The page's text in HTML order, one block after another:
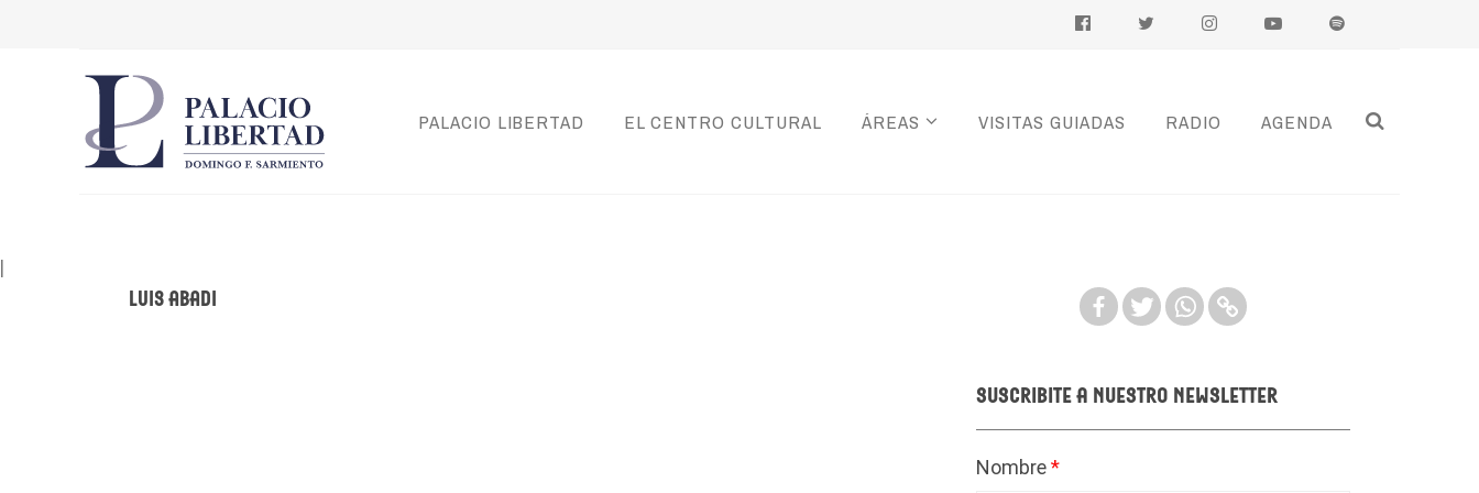
PALACIO LIBERTAD EL CENTRO CULTURAL ÁREAS VISITAS GUIADAS RADIO AGENDA
|
Luis Abadi
Suscribite a nuestro newsletter
Nombre